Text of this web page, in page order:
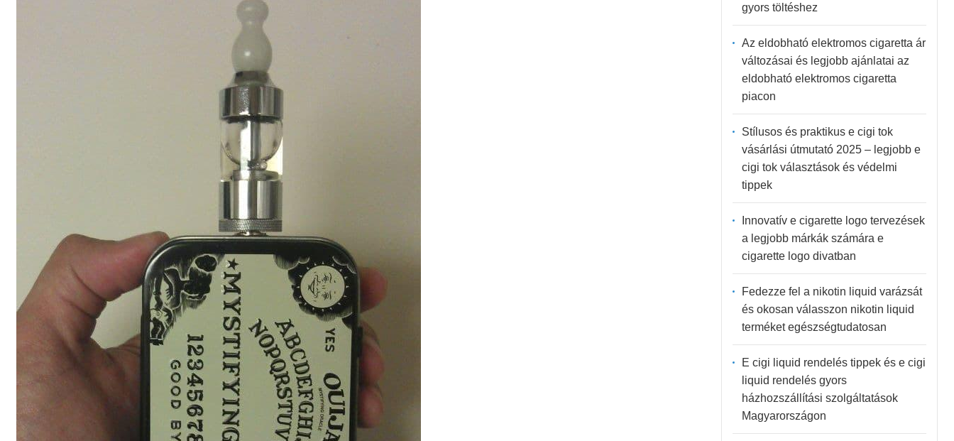
gyors töltéshez
Az eldobható elektromos cigaretta ár
változásai és legjobb ajánlatai az
eldobható elektromos cigaretta
piacon
Stílusos és praktikus e cigi tok
vásárlási útmutató 2025 – legjobb e
cigi tok választások és védelmi
tippek
Innovatív e cigarette logo tervezések
a legjobb márkák számára e
cigarette logo divatban
Fedezze fel a nikotin liquid varázsát
és okosan válasszon nikotin liquid
terméket egészségtudatosan
E cigi liquid rendelés tippek és e cigi
liquid rendelés gyors
házhozszállítási szolgáltatások
Magyarországon